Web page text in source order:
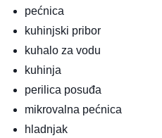
pećnica
kuhinjski pribor
kuhalo za vodu
kuhinja
perilica posuđa
mikrovalna pećnica
hladnjak